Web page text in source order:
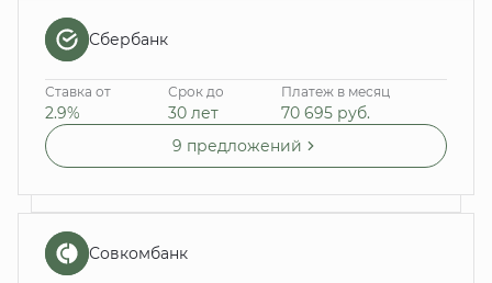
Сбербанк
Ставка от
2.9%
Срок до
30 лет
Платеж в месяц
70 695 руб.
9 предложений
Совкомбанк